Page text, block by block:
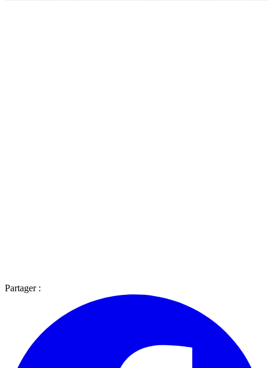
Partager :